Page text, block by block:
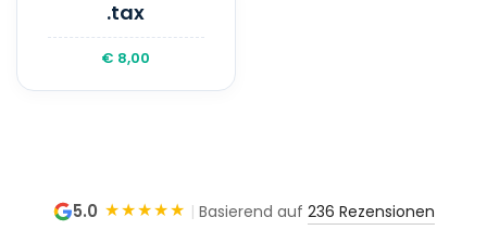
.tax
€ 8,00
5.0 ★★★★★ | Basierend auf 236 Rezensionen